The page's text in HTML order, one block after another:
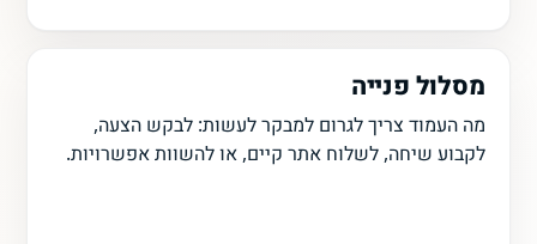
מסלול פנייה
מה העמוד צריך לגרום למבקר לעשות: לבקש הצעה,
לקבוע שיחה, לשלוח אתר קיים, או להשוות אפשרויות.